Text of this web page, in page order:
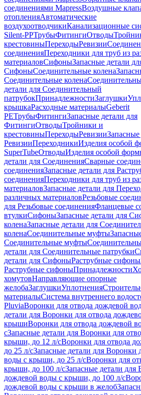
соединениями MapressВоздушные
отопленияАвтоматические
воздухоотводчикиКанализационные
Silent-PPТрубыФитингиОтводы
крестовиныПереходыРевизии
соединенияПереходники для труб из
материаловСифоныЗапасные детали
СифоныСоединительные колена
Соединительные колена
детали для Соединительный
патрубокПринадлежностиЗаглушки
крышкаРасходные материалыGeberit
PEТрубыФитингиЗапасные детали для
ФитингиОтводыТройники и
крестовиныПереходыРевизииЗапасные
РевизииПереходникиИзделия особой
SuperTubeОтводыИзделия особой
детали для СоединенияСварные
соединенияЗапасные детали для
соединенияПереходники для труб из
материаловЗапасные детали для
различных материаловРезьбовые
для Резьбовые соединенияФланцевые
втулкиСифоныЗапасные детали для
коленаЗапасные детали для
коленаСоединительные муфты
Соединительные муфты
детали для Соединительные патрубки
детали для СифоныРаструбные сифоны
Раструбные сифоныПринадлежности
хомутовНаправляющие опорные
желобаЗаглушкиУплотнения
материалыСистема внутреннего
PluviaВоронки для отвода дождевой
детали для Воронки для отвода
крышиВоронки для отвода дождевой
сЗапасные детали для Воронки для
крыши, до 12 л/сВоронки для отвода
до 25 л/сЗапасные детали для Воронки
воды с крыши, до 25 л/сВоронки для
крыши, до 100 л/сЗапасные детали для
дождевой воды с крыши, до 100 л/с
дождевой воды с крыши в желоб